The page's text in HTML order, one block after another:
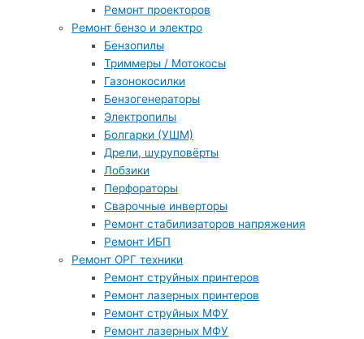
Ремонт проекторов
Ремонт бензо и электро
Бензопилы
Триммеры / Мотокосы
Газонокосилки
Бензогенераторы
Электропилы
Болгарки (УШМ)
Дрели, шуруповёрты
Лобзики
Перфораторы
Сварочные инверторы
Ремонт стабилизаторов напряжения
Ремонт ИБП
Ремонт ОРГ техники
Ремонт струйных принтеров
Ремонт лазерных принтеров
Ремонт струйных МФУ
Ремонт лазерных МФУ